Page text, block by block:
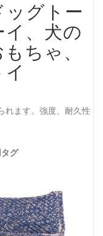
ッグトー
、犬の
ちゃ、
れます。強度、耐久性
グ